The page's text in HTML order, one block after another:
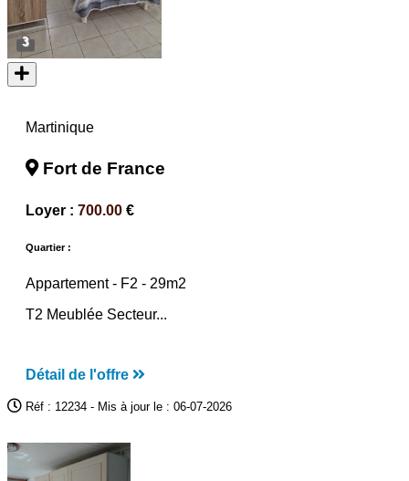
3
Martinique
Fort de France
Loyer : 700.00 €
Quartier :
Appartement - F2 - 29m2
T2 Meublée Secteur...
Détail de l'offre
Réf : 12234 - Mis à jour le : 06-07-2026